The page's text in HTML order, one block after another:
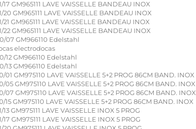
17 GM965111 LAVE VAISSELLE BANDEAU INOX
20 GM965111 LAVE VAISSELLE BANDEAU INOX
21 GM965111 LAVE VAISSELLE BANDEAU INOX
22 GM965111 LAVE VAISSELLE BANDEAU INOX
07 GM966110 Edelstahl
electrodocas
12 GM966110 Edelstahl
13 GM966110 Edelstahl
01 GM975110 LAVE VAISSELLE 5+2 PROG 86CM BAND. INOX
05 GM975110 LAVE VAISSELLE 5+2 PROG 86CM BAND. INOX
07 GM975110 LAVE VAISSELLE 5+2 PROG 86CM BAND. INOX
15 GM975110 LAVE VAISSELLE 5+2 PROG 86CM BAND. INOX
13 GM975111 LAVE VAISSELLE INOX 5 PROG
17 GM975111 LAVE VAISSELLE INOX 5 PROG